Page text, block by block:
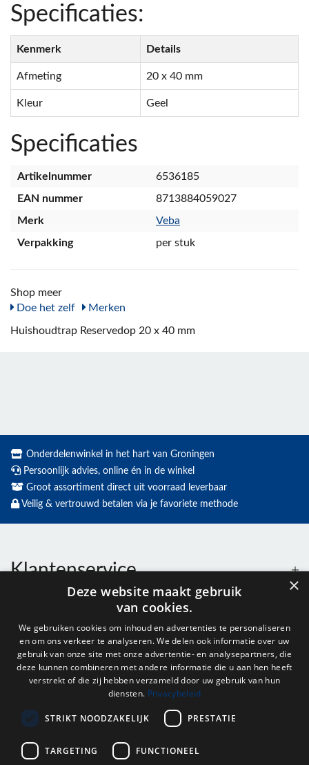
Specificaties:
Kenmerk Details
Afmeting 20 x 40 mm
Kleur Geel
Specificaties
Artikelnummer
6536185
EAN nummer
8713884059027
Merk
Veba
Verpakking
per stuk
Shop meer
Doe het zelf
Merken
Huishoudtrap Reservedop 20 x 40 mm
Onderdelenwinkel in het hart van Groningen
Persoonlijk advies, online én in de winkel
Groot assortiment direct uit voorraad leverbaar
Veilig & vertrouwd betalen via je favoriete methode
Klantenservice
Openingstijden
Nieuwsbrief
×
Deze website maakt gebruik
van cookies.
We gebruiken cookies om inhoud en advertenties te personaliseren
en om ons verkeer te analyseren. We delen ook informatie over uw
gebruik van onze site met onze advertentie- en analysepartners, die
deze kunnen combineren met andere informatie die u aan hen heeft
verstrekt of die zij hebben verzameld door uw gebruik van hun
diensten. Privacybeleid
STRIKT NOODZAKELIJK PRESTATIE
TARGETING FUNCTIONEEL